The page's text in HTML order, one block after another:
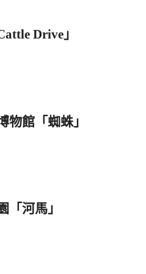
Drive」
物館「蜘蛛」
「河馬」